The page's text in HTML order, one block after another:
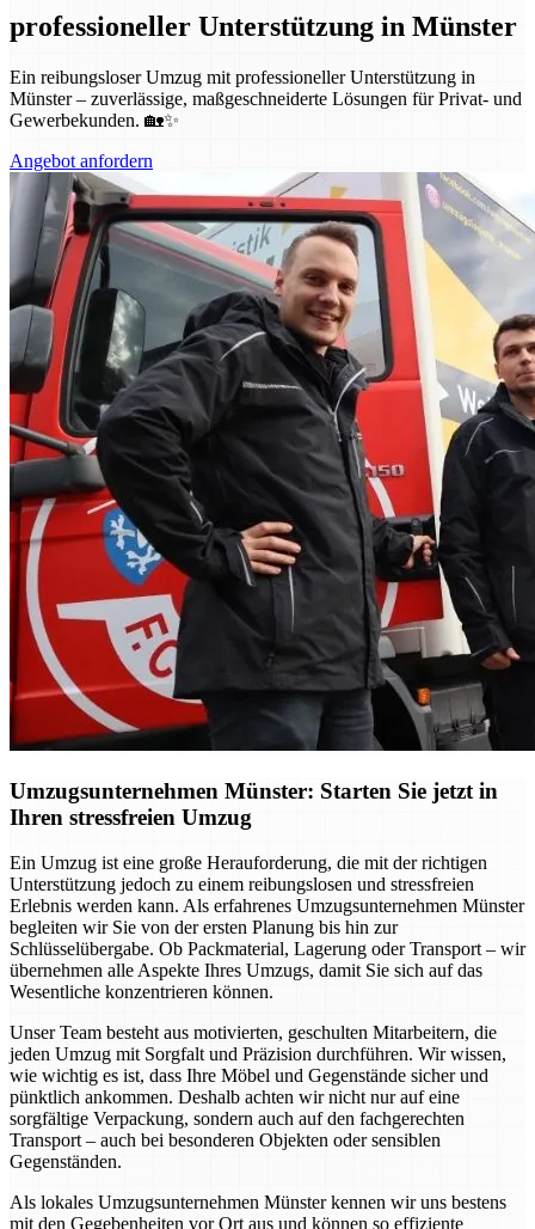
professioneller Unterstützung in Münster
Ein reibungsloser Umzug mit professioneller Unterstützung in
Münster – zuverlässige, maßgeschneiderte Lösungen für Privat- und
Gewerbekunden. 🏡✨
Angebot anfordern
Umzugsunternehmen Münster: Starten Sie jetzt in
Ihren stressfreien Umzug
Ein Umzug ist eine große Herauforderung, die mit der richtigen
Unterstützung jedoch zu einem reibungslosen und stressfreien
Erlebnis werden kann. Als erfahrenes Umzugsunternehmen Münster
begleiten wir Sie von der ersten Planung bis hin zur
Schlüsselübergabe. Ob Packmaterial, Lagerung oder Transport – wir
übernehmen alle Aspekte Ihres Umzugs, damit Sie sich auf das
Wesentliche konzentrieren können.
Unser Team besteht aus motivierten, geschulten Mitarbeitern, die
jeden Umzug mit Sorgfalt und Präzision durchführen. Wir wissen,
wie wichtig es ist, dass Ihre Möbel und Gegenstände sicher und
pünktlich ankommen. Deshalb achten wir nicht nur auf eine
sorgfältige Verpackung, sondern auch auf den fachgerechten
Transport – auch bei besonderen Objekten oder sensiblen
Gegenständen.
Als lokales Umzugsunternehmen Münster kennen wir uns bestens
mit den Gegebenheiten vor Ort aus und können so effiziente